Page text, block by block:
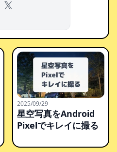
X
2025/09/29
星空写真をAndroid
Pixelでキレイに撮る